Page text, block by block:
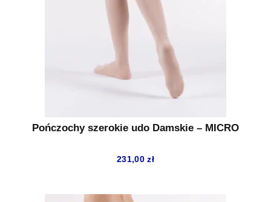
Pończochy szerokie udo Damskie – MICRO
231,00zł